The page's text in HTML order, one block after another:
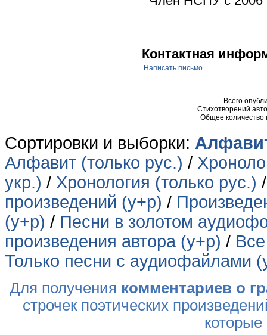
Контактная
Написать письмо
Всего
Стихотворений
Общее количество
Сортировки и выборки:
Алфавит (только рус.) /
укр.) / Хронология (только рус.)
произведений (у+р) /
(у+р) / Песни в золотом
произведения автора (у+р) /
Только песни с аудиофайлами
Для получения комментариев о
строчек поэтических